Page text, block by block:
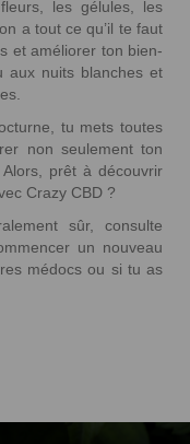
les gélules, les
a tout ce qu’il te faut
et améliorer ton bien-
aux nuits blanches et
tu mets toutes
non seulement ton
prêt à découvrir
Crazy CBD ?
sûr, consulte
un nouveau
médocs ou si tu as